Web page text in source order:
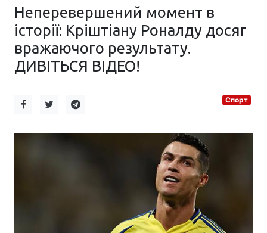
Неперевершений момент в
історії: Кріштіану Роналду досяг
вражаючого результату.
ДИВІТЬСЯ ВІДЕО!
Спорт